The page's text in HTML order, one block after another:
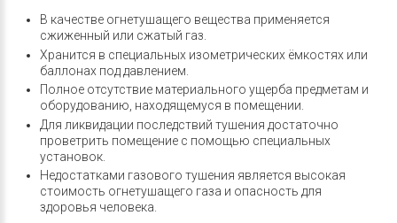
В качестве огнетушащего вещества применяется
сжиженный или сжатый газ.
Хранится в специальных изометрических ёмкостях или
баллонах под давлением.
Полное отсутствие материального ущерба предметам и
оборудованию, находящемуся в помещении.
Для ликвидации последствий тушения достаточно
проветрить помещение с помощью специальных
установок.
Недостатками газового тушения является высокая
стоимость огнетушащего газа и опасность для
здоровья человека.